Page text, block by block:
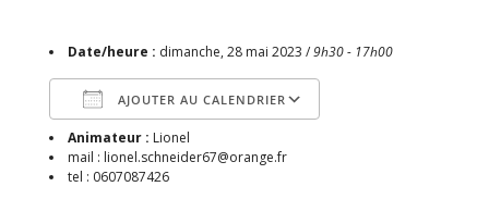
Date/heure : dimanche, 28 mai 2023 /9h30 - 17h00
AJOUTER AU CALENDRIER
Télécharger ICS
Animateur : Lionel
mail : lionel.schneider67@orange.fr
tel : 0607087426